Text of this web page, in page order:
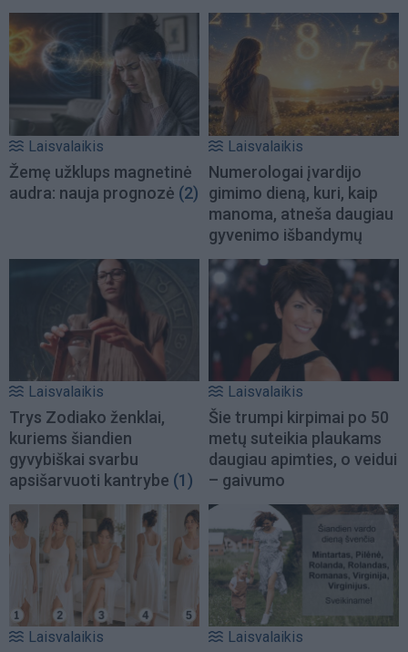
Laisvalaikis
Žemę užklups magnetinė
audra: nauja prognozė (2)
Laisvalaikis
Numerologai įvardijo
gimimo dieną, kuri, kaip
manoma, atneša daugiau
gyvenimo išbandymų
Laisvalaikis
Trys Zodiako ženklai,
kuriems šiandien
gyvybiškai svarbu
apsišarvuoti kantrybe (1)
Laisvalaikis
Šie trumpi kirpimai po 50
metų suteikia plaukams
daugiau apimties, o veidui
– gaivumo
Laisvalaikis Laisvalaikis